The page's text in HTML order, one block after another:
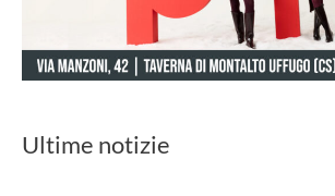
Ultime notizie